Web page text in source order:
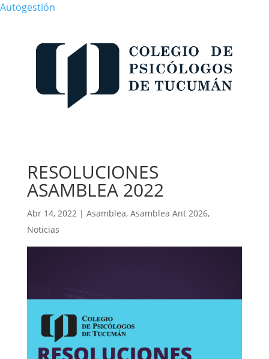
Autogestión
RESOLUCIONES
ASAMBLEA 2022
Abr 14, 2022 | Asamblea, Asamblea Ant 2026,
Noticias